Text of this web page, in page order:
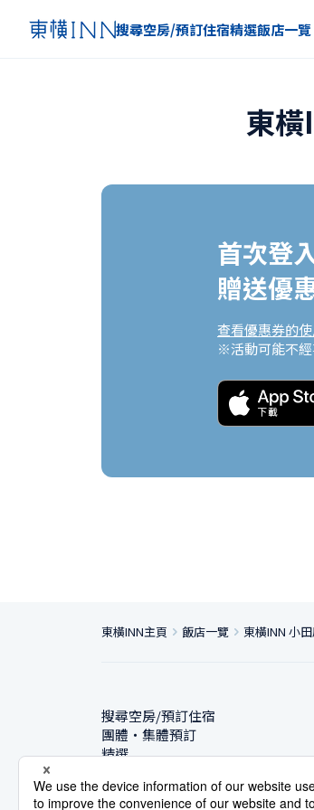
搜尋空房/預訂住宿精選飯店一覽
東橫
首次登
贈送優
查看優惠券的
※活動可能不經
東橫INN主頁 飯店一覽 東橫INN 小
搜尋空房/預訂住宿
團體・集體預訂
精選